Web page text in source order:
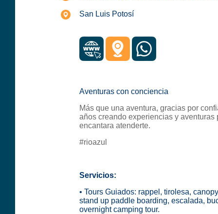
San Luis Potosí
Aventuras con conciencia
Más que una aventura, gracias por
años creando experiencias y aventuras
encantara atenderte.
#rioazul
Servicios:
• Tours Guiados: rappel, tirolesa,
stand up paddle boarding, escalada,
overnight camping tour.